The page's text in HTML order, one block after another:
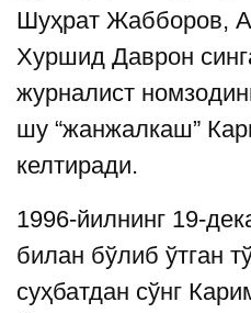
Шуҳрат Жабборов,
Хуршид Даврон
журналист
шу “жанжалкаш”
келтиради.
1996-йилнинг 19-
билан бўлиб ўтган
суҳбатдан сўнг